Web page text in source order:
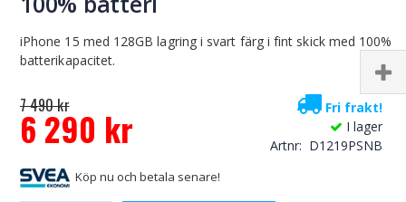
iPhone 15 med 128GB lagring i svart färg i fint skick med 100%
batterikapacitet.
7 490 kr
Special
6 290 kr
Fri frakt!
I lager
Artnr
D1219PSNB
Köp nu och betala senare!